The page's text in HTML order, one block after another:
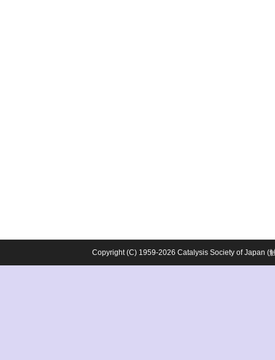
Copyright (C) 1959-2026 Catalysis Society of Japan (